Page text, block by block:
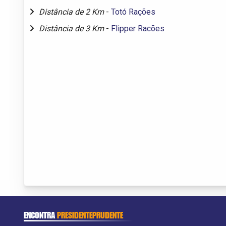
Distância de 2 Km - Totó Rações
Distância de 3 Km - Flipper Racões
ENCONTRAPRESIDENTEPRUDENTE